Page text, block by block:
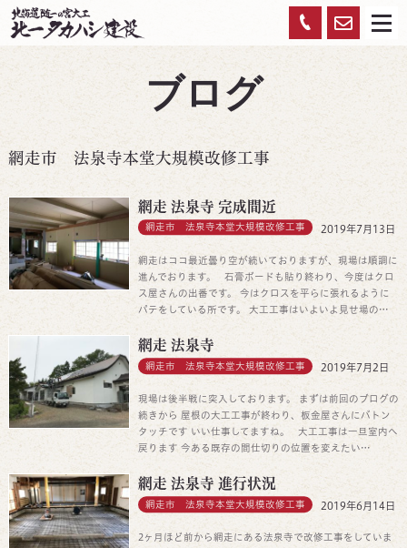
メ
0120-
ブログ
網走市 法泉寺本堂大規模改修工事
網走 法泉寺 完成間近
網走市 法泉寺本堂大規模改修工事 2019年7月13日
網走はココ最近曇り空が続いておりますが、現場は順調に
進んでおります。 石膏ボードも貼り終わり、今度はクロ
ス屋さんの出番です。 今はクロスを平らに張れるように
パテをしている所です。 大工工事はいよいよ見せ場の…
網走 法泉寺
網走市 法泉寺本堂大規模改修工事 2019年7月2日
現場は後半戦に突入しております。 まずは前回のブログの
続きから 屋根の大工工事が終わり、板金屋さんにバトン
タッチです いい仕事してますね。 大工工事は一旦室内へ
戻ります 今ある既存の間仕切りの位置を変えたい…
網走 法泉寺 進行状況
網走市 法泉寺本堂大規模改修工事 2019年6月14日
2ヶ月ほど前から網走にある法泉寺で改修工事をしていま